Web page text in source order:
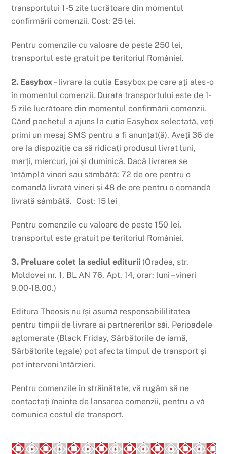
transportului 1-5 zile lucrătoare din momentul
confirmării comenzii. Cost: 25 lei.
Pentru comenzile cu valoare de peste 250 lei,
transportul este gratuit pe teritoriul României.
2. Easybox– livrare la cutia Easybox pe care ați ales-o
în momentul comenzii. Durata transportului este de 1-
5 zile lucrătoare din momentul confirmării comenzii.
Când pachetul a ajuns la cutia Easybox selectată, veți
primi un mesaj SMS pentru a fi anunțat(ă).Aveți 36 de
ore la dispoziție ca să ridicați produsul livrat luni,
marți, miercuri, joi și duminică. Dacă livrarea se
întâmplă vineri sau sâmbătă: 72 de ore pentru o
comandă livrată vineri și 48 de ore pentru o comandă
livrată sâmbătă. Cost: 15 lei
Pentru comenzile cu valoare de peste 150 lei,
transportul este gratuit pe teritoriul României.
3. Preluare colet la sediul editurii (Oradea, str.
Moldovei nr. 1, BL AN 76, Apt. 14, orar: luni – vineri
9.00-18.00.)
Editura Theosis nu își asumă responsabililitatea
pentru timpii de livrare ai partnererilor săi. Perioadele
aglomerate (Black Friday, Sărbătorile de iarnă,
Sărbătorile legale) pot afecta timpul de transport și
pot interveni întârzieri.
Pentru comenzile în străinătate, vă rugăm să ne
contactați înainte de lansarea comenzii, pentru a vă
comunica costul de transport.